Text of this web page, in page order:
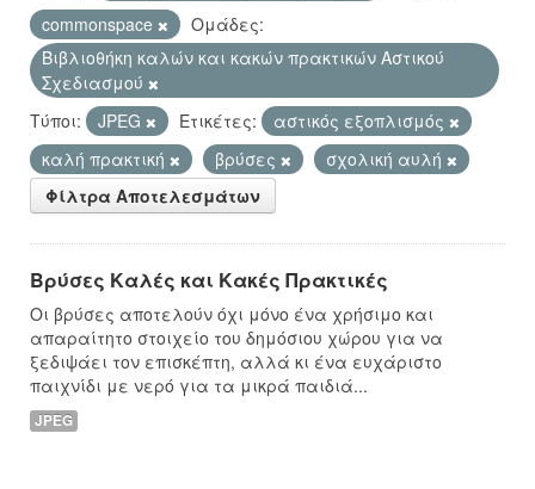
commonspace
Ομάδες:
Βιβλιοθήκη καλών και κακών πρακτικών Αστικού
Σχεδιασμού
Τύποι:
JPEG Ετικέτες:
αστικός εξοπλισμός
καλή πρακτική
βρύσες
σχολική αυλή
Φίλτρα Αποτελεσμάτων
Βρύσες Καλές και Κακές Πρακτικές
Οι βρύσες αποτελούν όχι μόνο ένα χρήσιμο και
απαραίτητο στοιχείο του δημόσιου χώρου για να
ξεδιψάει τον επισκέπτη, αλλά κι ένα ευχάριστο
παιχνίδι με νερό για τα μικρά παιδιά...
JPEG